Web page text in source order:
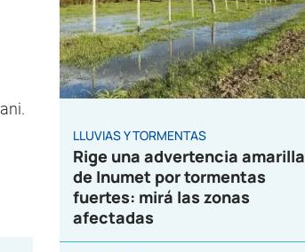
LLUVIAS Y TORMENTAS
Rige una advertencia amarilla
de Inumet por tormentas
fuertes: mirá las zonas
afectadas